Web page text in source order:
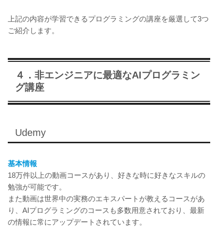
上記の内容が学習できるプログラミングの講座を厳選して3つ
ご紹介します。
４．非エンジニアに最適なAIプログラミン
グ講座
Udemy
基本情報
18万件以上の動画コースがあり、好きな時に好きなスキルの
勉強が可能です。
また動画は世界中の実務のエキスパートが教えるコースがあ
り、AIプログラミングのコースも多数用意されており、最新
の情報に常にアップデートされています。